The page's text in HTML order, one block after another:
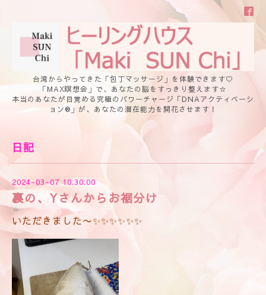
台湾からやってきた「包丁マッサージ」を体験できます♡
「MAX瞑想会」で、あなたの脳をすっきり整えます☆
本当のあなたが目覚める究極のパワーチャージ「DNAアクティベーシ
ョン®」が、あなたの潜在能力を開花させます！
日記
2024-03-07 10:30:00
裏の、Yさんからお裾分け
いただきました〜✨✨✨✨✨✨